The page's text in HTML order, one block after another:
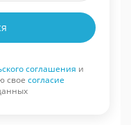
соглашения и
свое согласие